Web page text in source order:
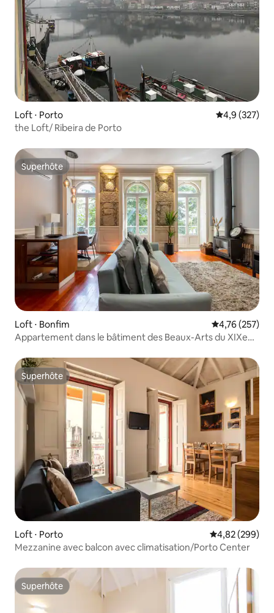
Loft ⋅ Porto Évaluation
4,9 (327)
the Loft/ Ribeira de Porto
Superhôte
Superhôte
Loft ⋅ Bonfim Évaluation
4,76 (257)
Appartement dans le bâtiment des Beaux-Arts du XIXe
Superhôte
Superhôte
Loft ⋅ Porto Évaluation
4,82 (299)
Mezzanine avec balcon avec climatisation/Porto Center
Superhôte
Superhôte